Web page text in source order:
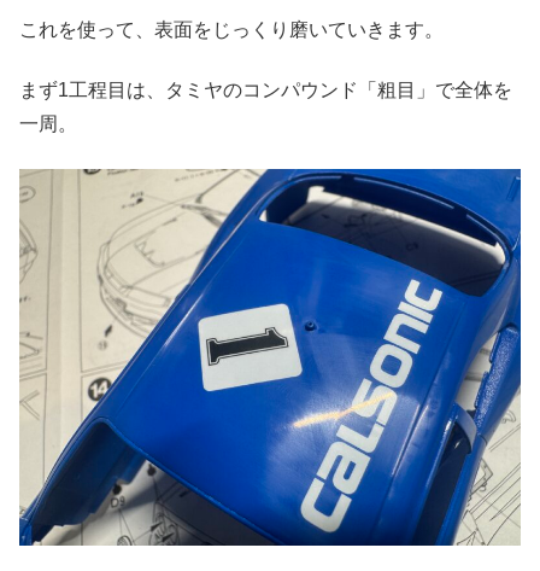
これを使って、表面をじっくり磨いていきます。
まず1工程目は、タミヤのコンパウンド「粗目」で全体を
一周。